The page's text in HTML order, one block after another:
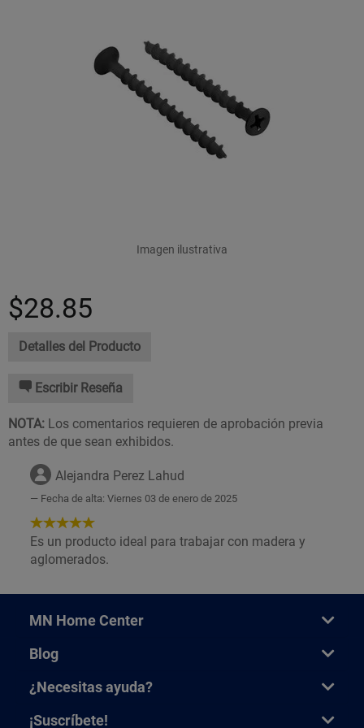
Imagen ilustrativa
$28.85
Detalles del Producto
Escribir Reseña
NOTA: Los comentarios requieren de aprobación previa
antes de que sean exhibidos.
Alejandra Perez Lahud
Fecha de alta: Viernes 03 de enero de 2025
5
de
5
Es un producto ideal para trabajar con madera y
aglomerados.
MN Home Center
Blog
¿Necesitas ayuda?
¡Suscríbete!